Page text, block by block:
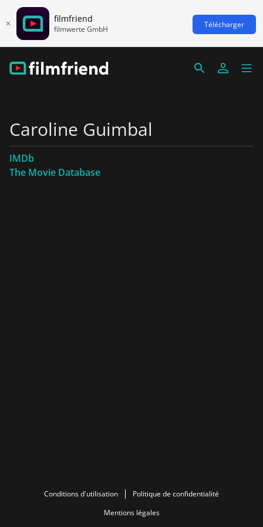
filmfriend
filmwerte GmbH Télécharger
Caroline Guimbal
IMDb
The Movie Database
Conditions d'utilisation
Politique de confidentialité
Mentions légales